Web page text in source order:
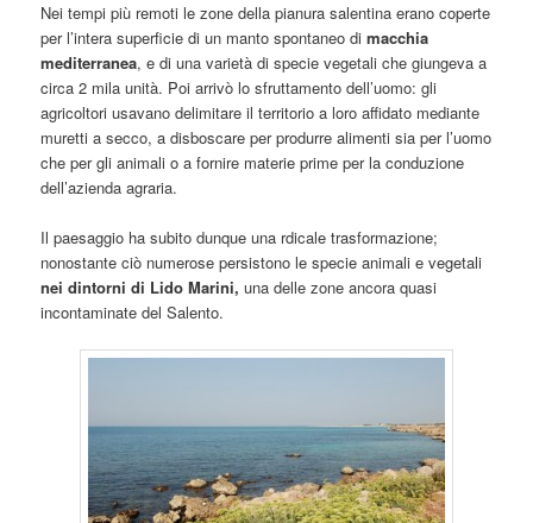
Nei tempi più remoti le zone della pianura salentina erano coperte
per l’intera superficie di un manto spontaneo dimacchia
mediterranea, e di una varietà di specie vegetali che giungeva a
circa 2 mila unità. Poi arrivò lo sfruttamento dell’uomo: gli
agricoltori usavano delimitare il territorio a loro affidato mediante
muretti a secco, a disboscare per produrre alimenti sia per l’uomo
che per gli animali o a fornire materie prime per la conduzione
dell’azienda agraria.
Il paesaggio ha subito dunque una rdicale trasformazione;
nonostante ciò numerose persistono le specie animali e vegetali
nei dintorni di Lido Marini,una delle zone ancora quasi
incontaminate del Salento.